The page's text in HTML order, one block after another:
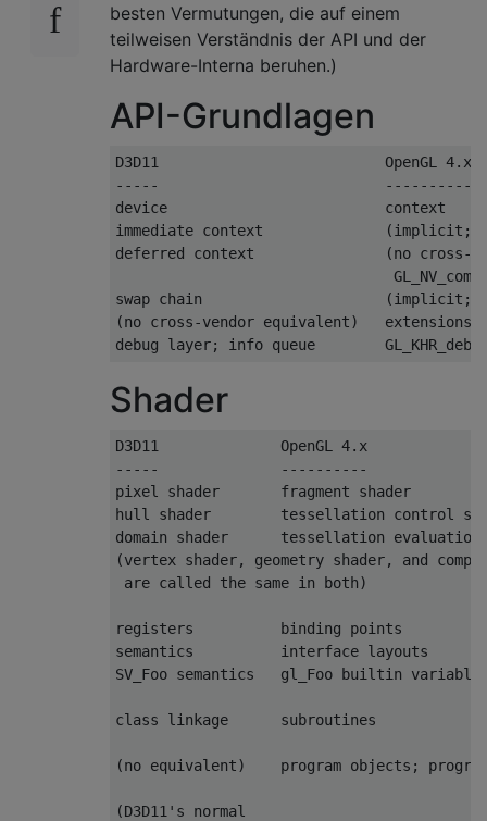
besten Vermutungen, die auf einem
teilweisen Verständnis der API und der
Hardware-Interna beruhen.)
API-Grundlagen
D3D11                          OpenGL 4.x
-----                          ----------
device                         context
immediate context              (implicit;
deferred context               (no cross-
swap chain                     (implicit; no
(no cross-vendor equivalent)   extensions
debug layer; info queue
Shader
D3D11              OpenGL 4.x
-----              ----------
pixel shader       fragment shader
hull shader        tessellation control
domain shader      tessellation evaluation
(vertex shader, geometry shader, and
are called the same in both)
registers          binding points
semantics          interface layouts
SV_Foo semantics   gl_Foo builtin
class linkage      subroutines
(no equivalent)    program objects;
(D3D11's normal